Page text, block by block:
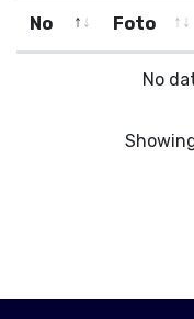
No Foto
No